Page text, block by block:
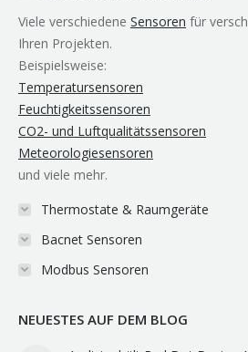
windowwindowwindow
newwindow
Viele verschiedene Sensoren für
Ihren Projekten.
Beispielsweise:
Temperatursensoren
Feuchtigkeitssensoren
CO2- und Luftqualitätssensoren
Meteorologiesensoren
und viele mehr.
Thermostate & Raumgeräte
Bacnet Sensoren
Modbus Sensoren
NEUESTES AUF DEM BLOG